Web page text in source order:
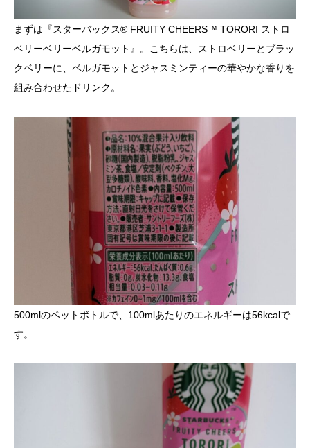
まずは『スターバックス® FRUITY CHEERS™ TORORI ストロ
ベリーベリーベルガモット』。こちらは、ストロベリーとブラッ
クベリーに、ベルガモットとジャスミンティーの華やかな香りを
組み合わせたドリンク。
500mlのペットボトルで、100mlあたりのエネルギーは56kcalで
す。